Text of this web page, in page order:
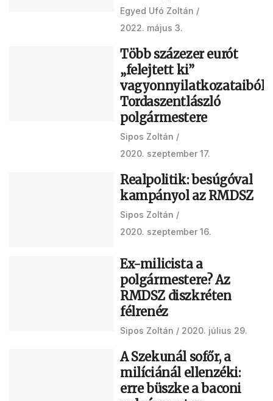
Egyed Ufó Zoltán
2022. május 3.
Több százezer eurót
„felejtett ki”
vagyonnyilatkozataiból
Tordaszentlászló
polgármestere
Sipos Zoltán
2020. szeptember 17.
Realpolitik: besúgóval
kampányol az RMDSZ
Sipos Zoltán
2020. szeptember 16.
Ex-milicista a
polgármestere? Az
RMDSZ diszkréten
félrenéz
Sipos Zoltán 2020. július 29.
A Szekunál sofőr, a
milíciánál ellenzéki:
erre büszke a baconi